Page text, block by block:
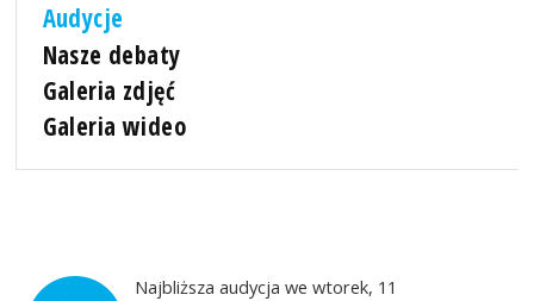
Audycje
Nasze debaty
Galeria zdjęć
Galeria wideo
Najbliższa audycja we wtorek, 11